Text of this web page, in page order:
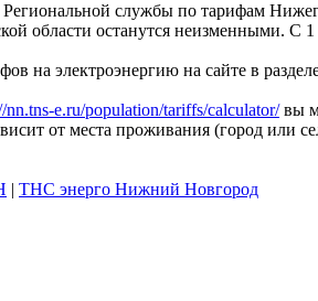
службы по тарифам
области останутся неизменными. С
на электроэнергию на сайте в
nn.tns-e.ru/population/tariffs/calculator/вы
от места проживания (город
| ТНС энерго Нижний Новгород